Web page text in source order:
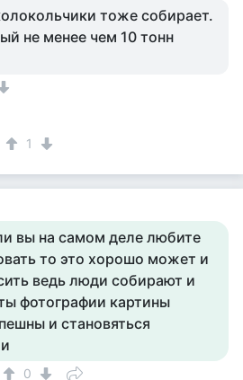
тоже собирает.
не менее чем 10 тонн
1
вы на самом деле любите
то это хорошо может и
ведь люди собирают и
фотографии картины
и становяться
0